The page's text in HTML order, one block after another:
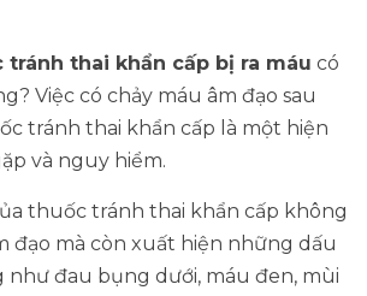
tránh thai khẩn cấp bị ra máu có
Việc có chảy máu âm đạo sau
tránh thai khẩn cấp là một hiện
và nguy hiểm.
thuốc tránh thai khẩn cấp không
đạo mà còn xuất hiện những dấu
như đau bụng dưới, máu đen, mùi